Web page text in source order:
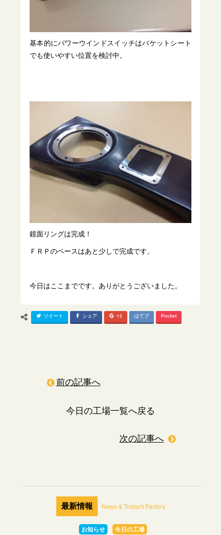
基本的にパワーウインドスイッチはバケットシート
でも使いやすい位置を検討中。
鏡面リングは完成！
ＦＲＰのベースはあと少しで完成です。
今日はここまでです。ありがとうございました。
ツイート シェア +1 はてブ Pocket
前の記事へ
今日の工場一覧へ戻る
次の記事へ
最新情報 News & Today's Factory
お知らせ 今日の工場